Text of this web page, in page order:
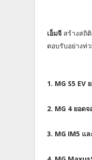
เอ็มจี สร้างสถิ
ตอบรับอย่างท่
1. MG S5 EV
2. MG 4 ยอด
3. MG IM5 แ